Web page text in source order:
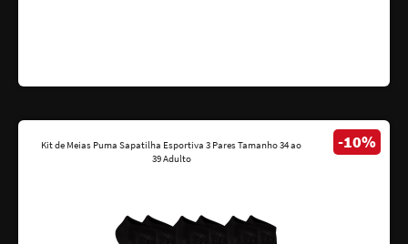
Kit de Meias Puma Sapatilha Esportiva 3 Pares Tamanho 34 ao
39 Adulto
-10%